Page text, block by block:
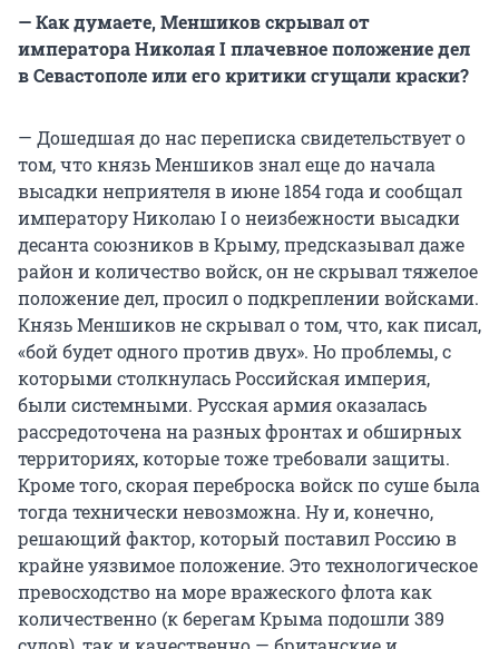
— Как думаете, Меншиков скрывал от
императора Николая I плачевное положение дел
в Севастополе или его критики сгущали краски?
— Дошедшая до нас переписка свидетельствует о
том, что князь Меншиков знал еще до начала
высадки неприятеля в июне 1854 года и сообщал
императору Николаю I о неизбежности высадки
десанта союзников в Крыму, предсказывал даже
район и количество войск, он не скрывал тяжелое
положение дел, просил о подкреплении войсками.
Князь Меншиков не скрывал о том, что, как писал,
«бой будет одного против двух». Но проблемы, с
которыми столкнулась Российская империя,
были системными. Русская армия оказалась
рассредоточена на разных фронтах и обширных
территориях, которые тоже требовали защиты.
Кроме того, скорая переброска войск по суше была
тогда технически невозможна. Ну и, конечно,
решающий фактор, который поставил Россию в
крайне уязвимое положение. Это технологическое
превосходство на море вражеского флота как
количественно (к берегам Крыма подошли 389